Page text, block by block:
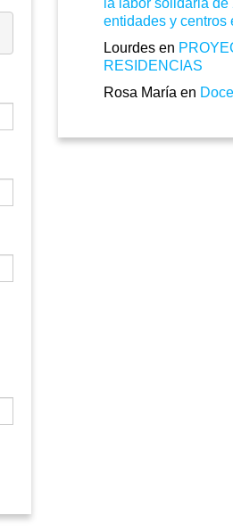
la labor solidaria de
entidades y centros
Lourdes en
RESIDENCIAS
Rosa María en